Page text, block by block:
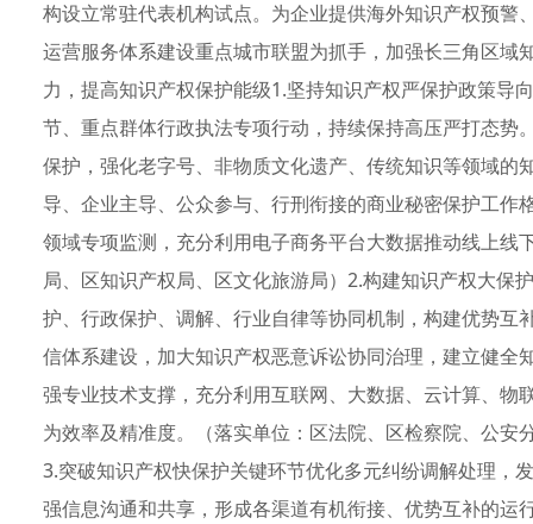
构设立常驻代表机构试点。为企业提供海外知识产权预
运营服务体系建设重点城市联盟为抓手，加强长三角区
力，提高知识产权保护能级1.坚持知识产权严保护政策导
节、重点群体行政执法专项行动，持续保持高压严打态
保护，强化老字号、非物质文化遗产、传统知识等领域
导、企业主导、公众参与、行刑衔接的商业秘密保护工
领域专项监测，充分利用电子商务平台大数据推动线上
局、区知识产权局、区文化旅游局）2.构建知识产权大保
护、行政保护、调解、行业自律等协同机制，构建优势
信体系建设，加大知识产权恶意诉讼协同治理，建立健
强专业技术支撑，充分利用互联网、大数据、云计算、
为效率及精准度。（落实单位：区法院、区检察院、公
3.突破知识产权快保护关键环节优化多元纠纷调解处理，
强信息沟通和共享，形成各渠道有机衔接、优势互补的